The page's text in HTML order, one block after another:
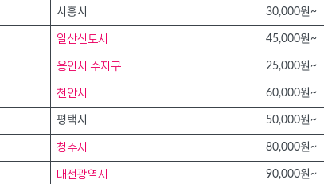
시흥시 30,000원~
일산신도시 45,000원~
용인시 수지구 25,000원~
천안시 60,000원~
평택시 50,000원~
청주시 80,000원~
대전광역시 90,000원~